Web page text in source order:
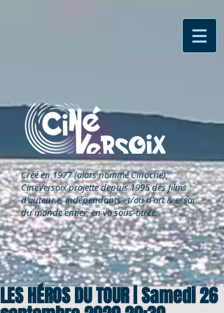
Créé en 1977 (alors nommé Cinoche),
CinéVersoixprojette depuis 1995 des films
d'auteur.e, indépendants et/ou d'art & essai
du monde entier, en vo sous-titrée.
LES HÉROS DU TOUR | Samedi 26